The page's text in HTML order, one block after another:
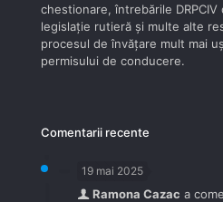
chestionare, întrebările
legislaţie rutieră şi multe alte
procesul de învăţare mult mai
permisului de conducere.
Comentarii recente
19 mai 2025
Ramona Cazac a